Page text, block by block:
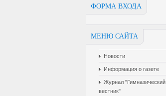
ФОРМА ВХОДА
МЕНЮ САЙТА
Новости
Информация о газете
Журнал "Гимназический
вестник"